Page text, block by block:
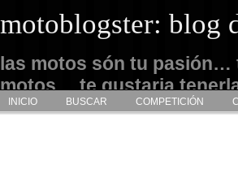
motoblogster: blog
las motos són tu pasión…
motos… te gustaria
admirarlas… este es tu
INICIO BUSCAR COMPETICIÓN